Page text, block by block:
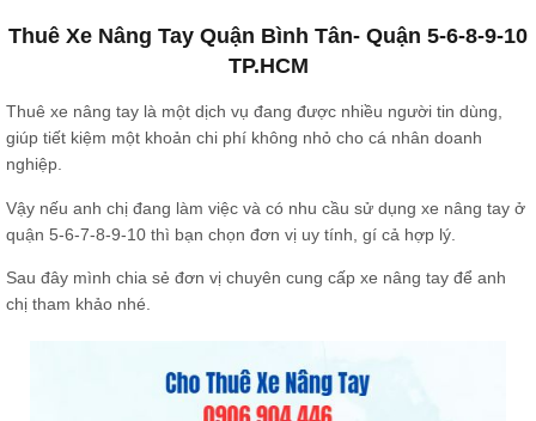
Thuê Xe Nâng Tay Quận Bình Tân- Quận 5-6-8-9-10
TP.HCM
Thuê xe nâng tay là một dịch vụ đang được nhiều người tin dùng,
giúp tiết kiệm một khoản chi phí không nhỏ cho cá nhân doanh
nghiệp.
Vậy nếu anh chị đang làm việc và có nhu cầu sử dụng xe nâng tay ở
quận 5-6-7-8-9-10 thì bạn chọn đơn vị uy tính, gí cả hợp lý.
Sau đây mình chia sẻ đơn vị chuyên cung cấp xe nâng tay để anh
chị tham khảo nhé.